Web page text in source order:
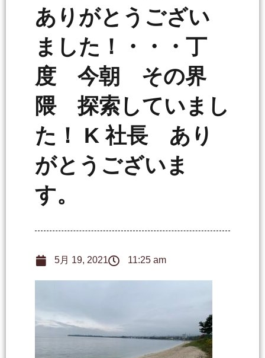
ありがとうござい
ました！・・・丁
度 今朝 その界
隈 探索していまし
た！ K 社長 あり
がとうございま
す。
5月 19, 2021 11:25 am